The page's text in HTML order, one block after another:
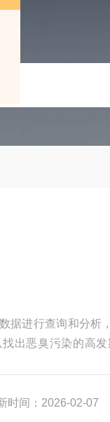
据进行查询和分
出恶臭污染的高
时间：2026-02-07